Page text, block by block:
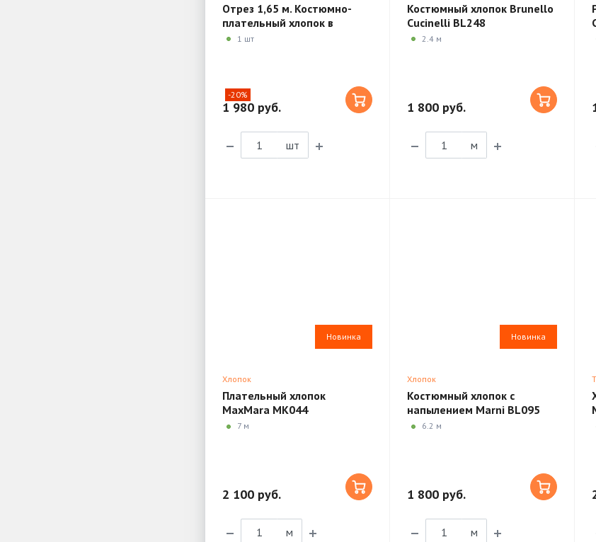
Отрез 1,65 м. Костюмно-
плательный хлопок в
полоску 4TL96
1 шт
-20%
1 980 руб.
шт
Костюмный хлопок Brunello
Cucinelli BL248
2.4 м
1 800 руб.
м
Новинка
Хлопок
Плательный хлопок
MaxMara MK044
7 м
2 100 руб.
м
Новинка
Хлопок
Костюмный хлопок с
напылением Marni BL095
6.2 м
1 800 руб.
м